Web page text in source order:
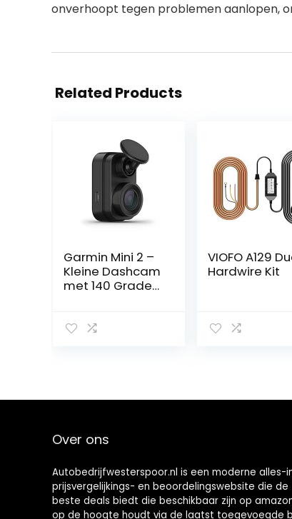
onverhoopt tegen problemen aanlopen,
Related Products
Garmin Mini 2 –
Kleine Dashcam
met 140 Graden
VIOFO A129
Hardwire Kit
Over ons
Autobedrijfwesterspoor.nl is een moderne alles-
prijsvergelijkings- en beoordelingswebsite die de
beste deals biedt die beschikbaar zijn op
op de hoogte houdt via de laatst toegevoegde